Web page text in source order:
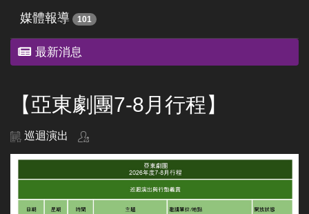
媒體報導 101
最新消息
【亞東劇團7-8月行程】
巡迴演出